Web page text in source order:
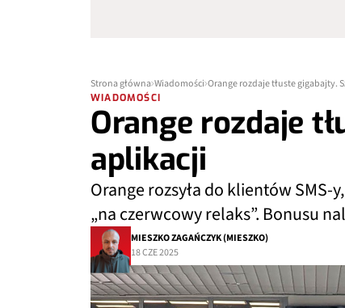
Strona główna Wiadomości Orange rozdaje tłuste gigabajty.
WIADOMOŚCI
Orange rozdaje
aplikacji
Orange rozsyła do klientów
„na czerwcowy relaks”. Bonusu
MIESZKO ZAGAŃCZYK (MIESZKO)
18 CZE 2025